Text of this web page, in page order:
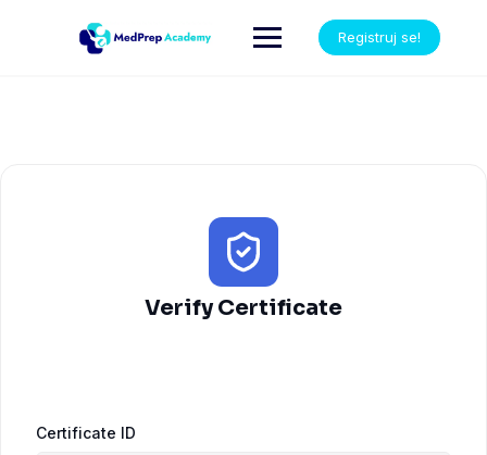
Registruj se!
Verify Certificate
Certificate ID